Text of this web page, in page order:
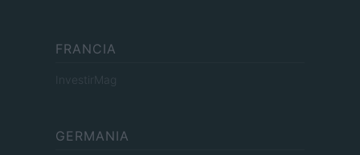
FRANCIA
InvestirMag
GERMANIA